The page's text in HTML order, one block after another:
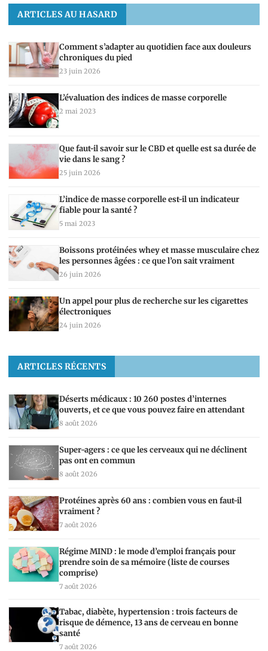
ARTICLES AU HASARD
Comment s’adapter au quotidien face aux douleurs
chroniques du pied
23 juin 2026
L’évaluation des indices de masse corporelle
2 mai 2023
Que faut-il savoir sur le CBD et quelle est sa durée de
vie dans le sang ?
25 juin 2026
L’indice de masse corporelle est-il un indicateur
fiable pour la santé ?
5 mai 2023
Boissons protéinées whey et masse musculaire chez
les personnes âgées : ce que l’on sait vraiment
26 juin 2026
Un appel pour plus de recherche sur les cigarettes
électroniques
24 juin 2026
ARTICLES RÉCENTS
Déserts médicaux : 10 260 postes d’internes
ouverts, et ce que vous pouvez faire en attendant
8 août 2026
Super-agers : ce que les cerveaux qui ne déclinent
pas ont en commun
8 août 2026
Protéines après 60 ans : combien vous en faut-il
vraiment ?
7 août 2026
Régime MIND : le mode d’emploi français pour
prendre soin de sa mémoire (liste de courses
comprise)
7 août 2026
Tabac, diabète, hypertension : trois facteurs de
risque de démence, 13 ans de cerveau en bonne
santé
7 août 2026